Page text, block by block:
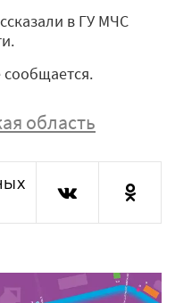
в ГУ МЧС
область